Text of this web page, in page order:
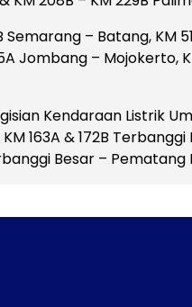
– Batang, KM
Jombang – Mojokerto,
Kendaraan Listrik
163A & 172B
Besar – Pematang